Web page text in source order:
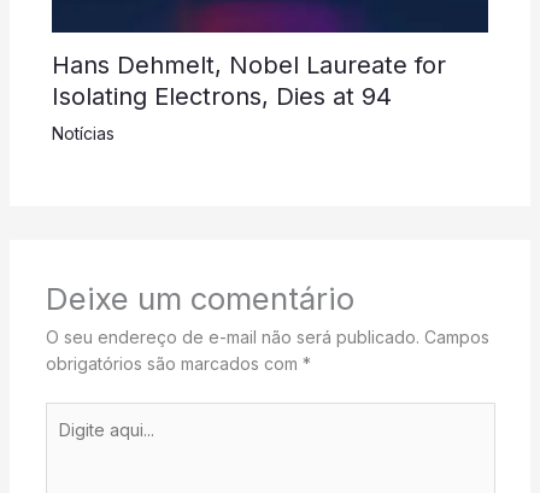
Hans Dehmelt, Nobel Laureate for
Isolating Electrons, Dies at 94
Notícias
Deixe um comentário
O seu endereço de e-mail não será publicado. Campos
obrigatórios são marcados com *
aqui...